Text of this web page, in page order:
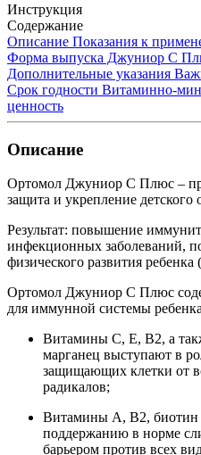
Инструкция
Содержание
Описание Показания к
Форма выпуска Джуниор С
Дополнительные указания
Срок годности Витаминно-
ценность
Описание
Ортомол Джуниор С Плюс –
защита и укрепление детского
Результат: повышение
инфекционных заболеваний,
физического развития ребенка
Ортомол Джуниор С Плюс
для иммунной системы
Витамины С, Е, В2, а
марганец выступают в
защищающих клетки от
радикалов;
Витамины А, В2, биотин
поддержанию в норме
барьером против всех